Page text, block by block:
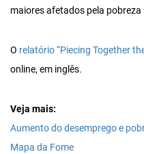
maiores afetados pela
O relatório “Piecing Together
online, em inglês.
Veja mais:
Aumento do desemprego e
Mapa da Fome